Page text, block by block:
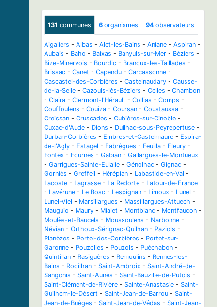
131 communes 6 organismes 94 observateurs
Aigaliers - Albas - Alet-les-Bains - Aniane - Aspiran -
Aubais - Baho - Baixas - Banyuls-sur-Mer - Béziers -
Bize-Minervois - Bourdic - Branoux-les-Taillades -
Brissac - Canet - Capendu - Carcassonne -
Cascastel-des-Corbières - Castelnaudary - Causse-
de-la-Selle - Cazouls-lès-Béziers - Celles - Chambon
- Claira - Clermont-l'Hérault - Collias - Comps -
Couffoulens - Couiza - Coursan - Coustaussa -
Creissan - Cruscades - Cubières-sur-Cinoble -
Cuxac-d'Aude - Dions - Duilhac-sous-Peyrepertuse -
Durban-Corbières - Embres-et-Castelmaure - Espira-
de-l'Agly - Estagel - Fabrègues - Feuilla - Fleury -
Fontès - Fournès - Gabian - Gallargues-le-Montueux
- Garrigues-Sainte-Eulalie - Génolhac - Gignac -
Gorniès - Greffeil - Hérépian - Labastide-en-Val -
Lacoste - Lagrasse - La Redorte - Latour-de-France
- Lavérune - Le Bosc - Lespignan - Limoux - Lunel -
Lunel-Viel - Marsillargues - Massillargues-Attuech -
Mauguio - Maury - Mialet - Montblanc - Montfaucon -
Moulès-et-Baucels - Moussoulens - Narbonne -
Névian - Orthoux-Sérignac-Quilhan - Paziols -
Planèzes - Portel-des-Corbières - Portet-sur-
Garonne - Pouzolles - Pouzols - Puéchabon -
Quintillan - Rasiguères - Remoulins - Rennes-les-
Bains - Rodilhan - Saint-Ambroix - Saint-André-de-
Sangonis - Saint-Aunès - Saint-Bauzille-de-Putois -
Saint-Clément-de-Rivière - Sainte-Anastasie - Saint-
Guilhem-le-Désert - Saint-Jean-de-Barrou - Saint-
Jean-de-Buèges - Saint-Jean-de-Védas - Saint-Jean-